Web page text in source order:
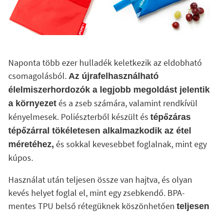
Naponta több ezer hulladék keletkezik az eldobható
csomagolásból. Az újrafelhasználható
élelmiszerhordozók a legjobb megoldást jelentik
a környezetés a zseb számára, valamint rendkívül
kényelmesek. Poliészterből készült és tépőzáras
tépőzárral tökéletesen alkalmazkodik az étel
méretéhez, és sokkal kevesebbet foglalnak, mint egy
kúpos.
Használat után teljesen össze van hajtva, és olyan
kevés helyet foglal el, mint egy zsebkendő. BPA-
mentes TPU belső rétegüknek köszönhetően teljesen